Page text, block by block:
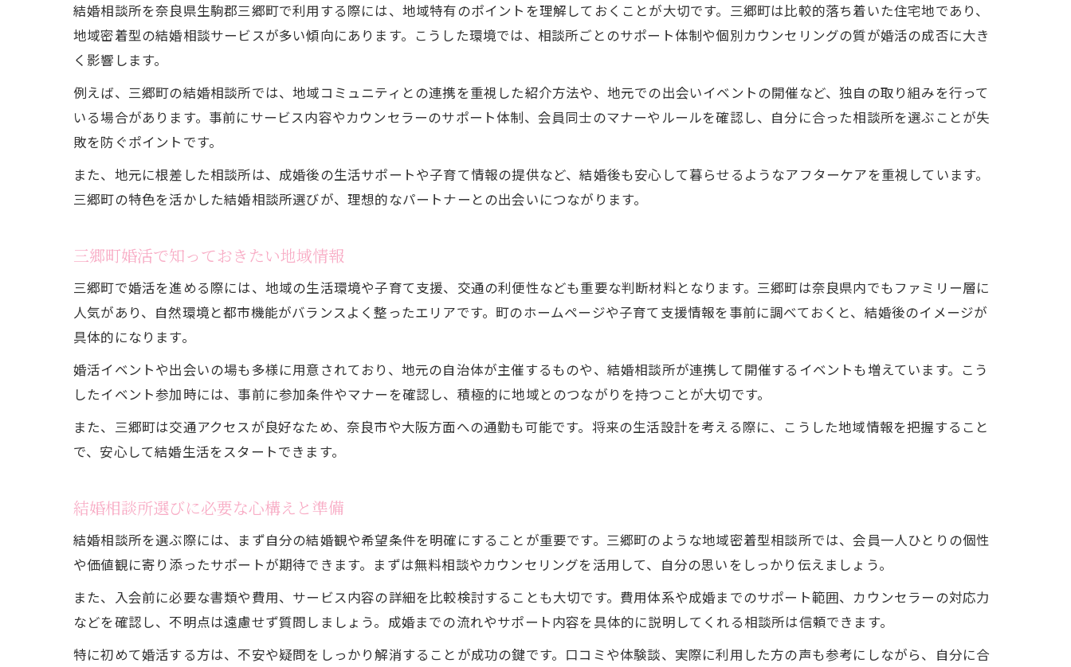
結婚相談所を奈良県生駒郡三郷町で利用する際には、地域特有のポイントを理解しておくことが大切です。三郷町は比較的落ち着いた住宅地であり、
地域密着型の結婚相談サービスが多い傾向にあります。こうした環境では、相談所ごとのサポート体制や個別カウンセリングの質が婚活の成否に大き
く影響します。
例えば、三郷町の結婚相談所では、地域コミュニティとの連携を重視した紹介方法や、地元での出会いイベントの開催など、独自の取り組みを行って
いる場合があります。事前にサービス内容やカウンセラーのサポート体制、会員同士のマナーやルールを確認し、自分に合った相談所を選ぶことが失
敗を防ぐポイントです。
また、地元に根差した相談所は、成婚後の生活サポートや子育て情報の提供など、結婚後も安心して暮らせるようなアフターケアを重視しています。
三郷町の特色を活かした結婚相談所選びが、理想的なパートナーとの出会いにつながります。
三郷町婚活で知っておきたい地域情報
三郷町で婚活を進める際には、地域の生活環境や子育て支援、交通の利便性なども重要な判断材料となります。三郷町は奈良県内でもファミリー層に
人気があり、自然環境と都市機能がバランスよく整ったエリアです。町のホームページや子育て支援情報を事前に調べておくと、結婚後のイメージが
具体的になります。
婚活イベントや出会いの場も多様に用意されており、地元の自治体が主催するものや、結婚相談所が連携して開催するイベントも増えています。こう
したイベント参加時には、事前に参加条件やマナーを確認し、積極的に地域とのつながりを持つことが大切です。
また、三郷町は交通アクセスが良好なため、奈良市や大阪方面への通勤も可能です。将来の生活設計を考える際に、こうした地域情報を把握すること
で、安心して結婚生活をスタートできます。
結婚相談所選びに必要な心構えと準備
結婚相談所を選ぶ際には、まず自分の結婚観や希望条件を明確にすることが重要です。三郷町のような地域密着型相談所では、会員一人ひとりの個性
や価値観に寄り添ったサポートが期待できます。まずは無料相談やカウンセリングを活用して、自分の思いをしっかり伝えましょう。
また、入会前に必要な書類や費用、サービス内容の詳細を比較検討することも大切です。費用体系や成婚までのサポート範囲、カウンセラーの対応力
などを確認し、不明点は遠慮せず質問しましょう。成婚までの流れやサポート内容を具体的に説明してくれる相談所は信頼できます。
特に初めて婚活する方は、不安や疑問をしっかり解消することが成功の鍵です。口コミや体験談、実際に利用した方の声も参考にしながら、自分に合